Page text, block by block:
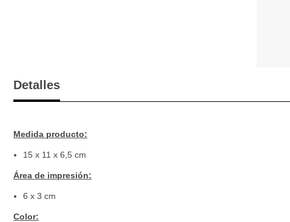
Detalles
Medida producto:
15 x 11 x 6,5 cm
Área de impresión:
6 x 3 cm
Color: